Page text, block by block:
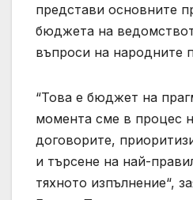
представи основните
бюджета на
въпроси на народните
“Това е бюджет на
момента сме в процес
договорите,
и търсене на най-
тяхното изпълнение“,